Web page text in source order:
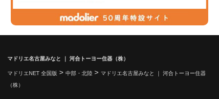
マドリエ名古屋みなと ｜ 河合トーヨー住器（株）
マドリエNET 全国版 > 中部・北陸 > マドリエ名古屋みなと ｜ 河合トーヨー住器
（株）